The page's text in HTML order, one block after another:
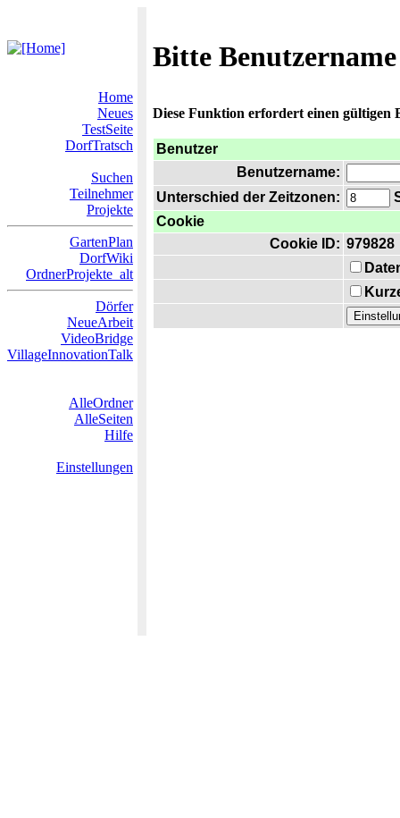
Bitte
Home
Neues
TestSeite
DorfTratsch
Suchen
Teilnehmer
Projekte
GartenPlan
DorfWiki
OrdnerProjekte_alt
Dörfer
NeueArbeit
VideoBridge
VillageInnovationTalk
AlleOrdner
AlleSeiten
Hilfe
Einstellungen
Diese Funktion erfordert einen gültigen
Benutzer
Benutzername:
Unterschied der Zeitzonen:
Cookie
Cookie ID: 979828